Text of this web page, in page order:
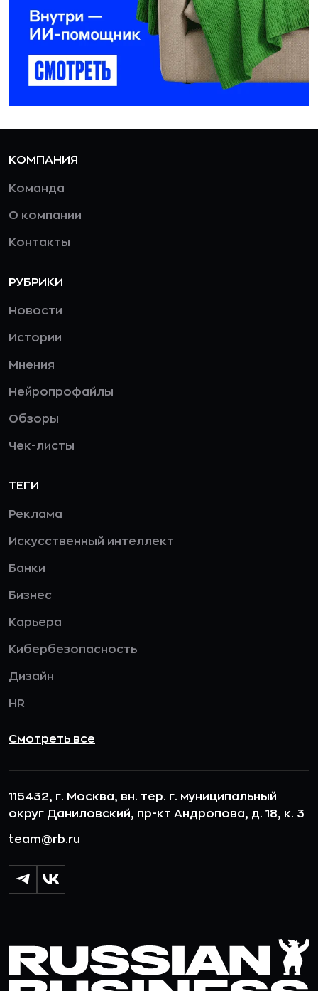
КОМПАНИЯ
Команда
О компании
Контакты
РУБРИКИ
Новости
Истории
Мнения
Нейропрофайлы
Обзоры
Чек-листы
ТЕГИ
Реклама
Искусственный интеллект
Банки
Бизнес
Карьера
Кибербезопасность
Дизайн
HR
Смотреть все
115432, г. Москва, вн. тер. г. муниципальный
округ Даниловский, пр-кт Андропова, д. 18, к. 3
team@rb.ru